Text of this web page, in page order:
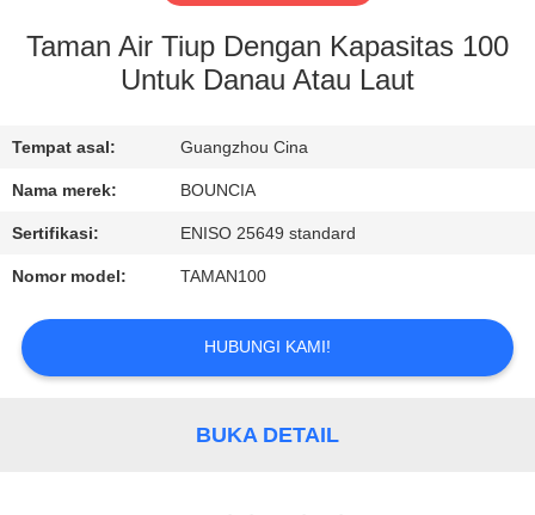
TUR
PABRIK
KONTROL
KUALITAS
HUBUNGI
PERMINTAAN
Taman Air Tiup Dengan Kapasitas 100
Untuk Danau Atau Laut
Tempat asal: Guangzhou Cina
Nama merek: BOUNCIA
Sertifikasi: ENISO 25649 standard
Nomor model: TAMAN100
HUBUNGI KAMI!
BUKA DETAIL